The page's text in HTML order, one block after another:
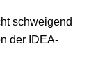
schweigend
der IDEA-